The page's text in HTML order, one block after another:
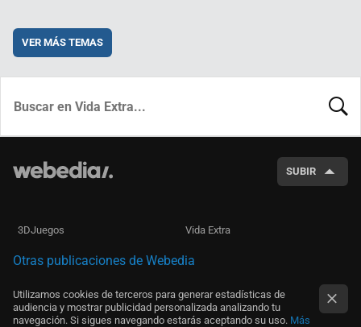
VER MÁS TEMAS
SUBIR
3DJuegos Vida Extra
Otras publicaciones de Webedia
Utilizamos cookies de terceros para generar estadísticas de
audiencia y mostrar publicidad personalizada analizando tu
navegación. Si sigues navegando estarás aceptando su uso. Más